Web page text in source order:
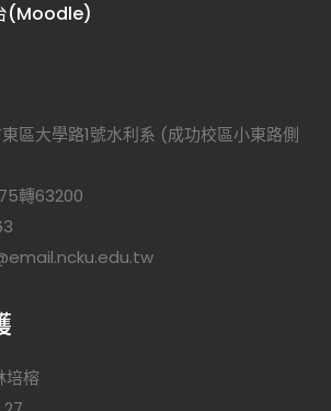
(Moodle)
區大學路1號水利系 (成功校區小東路側
轉63200
培榕